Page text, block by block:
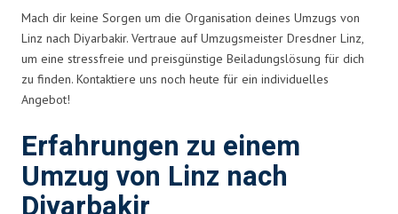
Mach dir keine Sorgen um die Organisation deines Umzugs von
Linz nach Diyarbakir. Vertraue auf Umzugsmeister Dresdner Linz,
um eine stressfreie und preisgünstige Beiladungslösung für dich
zu finden. Kontaktiere uns noch heute für ein individuelles
Angebot!
Erfahrungen zu einem
Umzug von Linz nach